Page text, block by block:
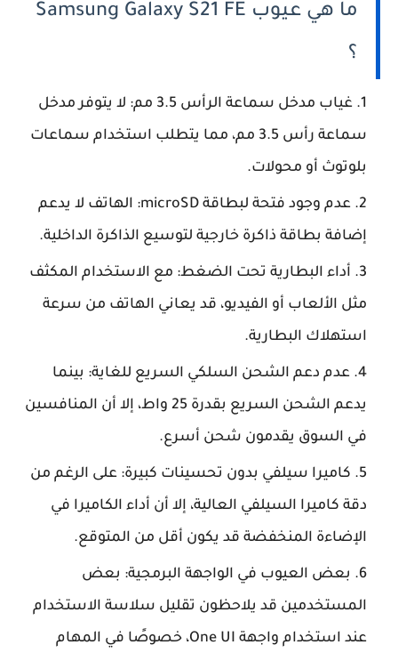
ما هي عيوب Samsung Galaxy S21 FE
؟
غياب مدخل سماعة الرأس 3.5 مم: لا يتوفر مدخل
سماعة رأس 3.5 مم، مما يتطلب استخدام سماعات
بلوتوث أو محولات.
عدم وجود فتحة لبطاقة microSD: الهاتف لا يدعم
إضافة بطاقة ذاكرة خارجية لتوسيع الذاكرة الداخلية.
أداء البطارية تحت الضغط: مع الاستخدام المكثف
مثل الألعاب أو الفيديو، قد يعاني الهاتف من سرعة
استهلاك البطارية.
عدم دعم الشحن السلكي السريع للغاية: بينما
يدعم الشحن السريع بقدرة 25 واط، إلا أن المنافسين
في السوق يقدمون شحن أسرع.
كاميرا سيلفي بدون تحسينات كبيرة: على الرغم من
دقة كاميرا السيلفي العالية، إلا أن أداء الكاميرا في
الإضاءة المنخفضة قد يكون أقل من المتوقع.
بعض العيوب في الواجهة البرمجية: بعض
المستخدمين قد يلاحظون تقليل سلاسة الاستخدام
عند استخدام واجهة One UI، خصوصًا في المهام